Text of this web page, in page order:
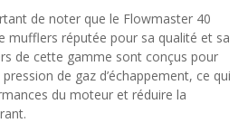
de noter que le Flowmaster 40
mufflers réputée pour sa qualité et sa
de cette gamme sont conçus pour
de gaz d’échappement, ce qui
du moteur et réduire la